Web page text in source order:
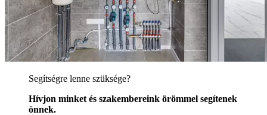
Segítségre lenne szüksége?
Hívjon minket és szakembereink örömmel segítenek
önnek.